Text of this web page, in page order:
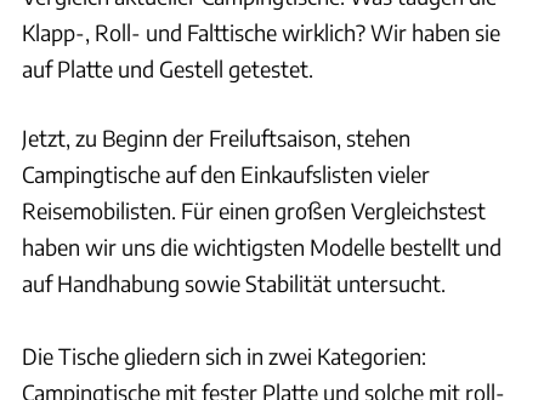
Klapp-, Roll- und Falttische wirklich? Wir haben sie
auf Platte und Gestell getestet.
Jetzt, zu Beginn der Freiluftsaison, stehen
Campingtische auf den Einkaufslisten vieler
Reisemobilisten. Für einen großen Vergleichstest
haben wir uns die wichtigsten Modelle bestellt und
auf Handhabung sowie Stabilität untersucht.
Die Tische gliedern sich in zwei Kategorien:
Campingtische mit fester Platte und solche mit roll-